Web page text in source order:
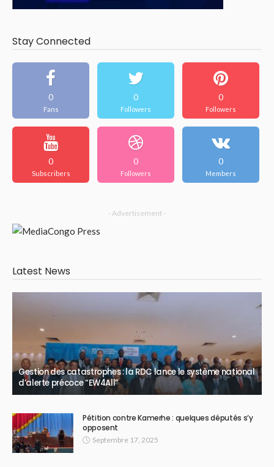
Stay Connected
0
Fans
0
Followers
0
Followers
0
Subscribers
0
Followers
0
Members
- Advertisement -
Latest News
Gestion des catastrophes : la RDC lance le système national
d’alerte précoce “EW4All”
Pétition contre Kamerhe : quelques députés s’y
opposent
Septembre 17, 2025